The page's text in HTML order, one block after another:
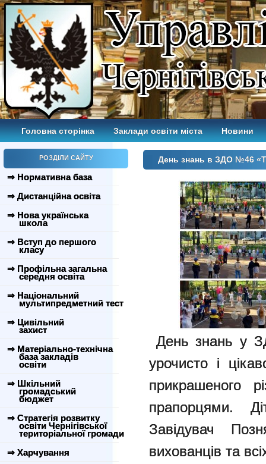
Головна сторінка Заклади освіти міста Новини
РОЗДІЛИ САЙТУ
⇒ Нормативна база
⇒ Дистанційна освіта
⇒ Нова українська
школа
⇒ Вступ до першого
класу
⇒ Профільна загальна
середня освіта
⇒ Національний
мультипредметний тест
⇒ Цивільний
захист
⇒ Матеріально-технічна
база закладів
освіти
⇒ Шкільний
громадський
бюджет
⇒ Стратегія розвитку
освіти Чернігівської
територіальної громади
⇒ Харчування
День знань в ЗДО №46
День знань у
урочисто і
прикрашеного
прапорцями.
Завідувач
вихованців та